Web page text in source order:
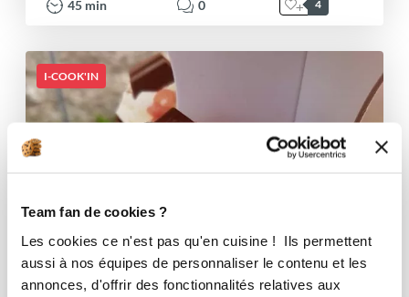
Team fan de cookies ?
Les cookies ce n'est pas qu'en cuisine ! Ils permettent
aussi à nos équipes de personnaliser le contenu et les
annonces, d'offrir des fonctionnalités relatives aux
45 min 0 4
I-COOK'IN